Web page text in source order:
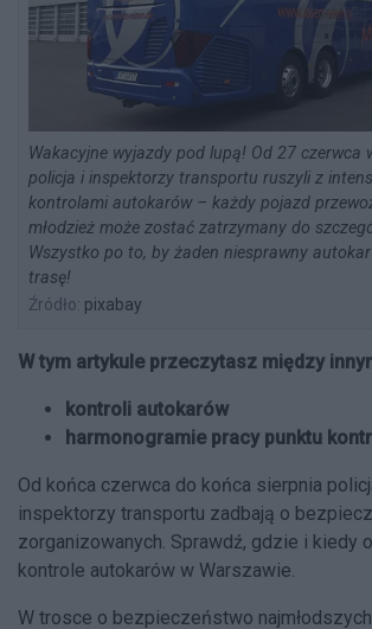
Wakacyjne wyjazdy pod lupą! Od 27 czerwca
policja i inspektorzy transportu ruszyli z
kontrolami autokarów – każdy pojazd
młodzież może zostać zatrzymany do
Wszystko po to, by żaden niesprawny
trasę!
Źródło: pixabay
W tym artykule przeczytasz między
kontroli autokarów
harmonogramie pracy punktu
Od końca czerwca do końca sierpnia
inspektorzy transportu zadbają o
zorganizowanych. Sprawdź, gdzie i kiedy
kontrole autokarów w Warszawie.
W trosce o bezpieczeństwo